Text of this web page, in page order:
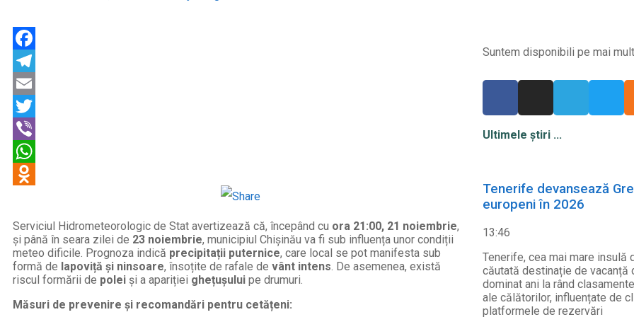
Odnoklassniki
Serviciul Hidrometeorologic de Stat avertizează că, începând cu ora 21:00, 21 noiembrie,
și până în seara zilei de 23 noiembrie, municipiul Chișinău va fi sub influența unor condiții
meteo dificile. Prognoza indică precipitații puternice, care local se pot manifesta sub
formă de lapoviță și ninsoare, însoțite de rafale de vânt intens. De asemenea, există
riscul formării de polei și a apariției ghețușului pe drumuri.
Măsuri de prevenire și recomandări pentru cetățeni:
Suntem disponibili pe mai
Ultimele știri ...
Tenerife devansează
europeni în 2026
13:46
Tenerife, cea mai mare insulă
căutată destinație de vacanță
dominat ani la rând
ale călătorilor, influențate de
platformele de rezervări